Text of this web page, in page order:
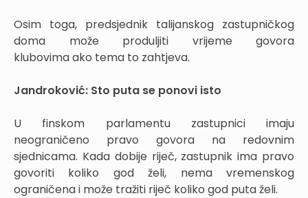
Osim toga, predsjednik talijanskog zastupničkog
doma može produljiti vrijeme govora
klubovima ako tema to zahtjeva.
Jandroković: Sto puta se ponovi isto
U finskom parlamentu zastupnici imaju
neograničeno pravo govora na redovnim
sjednicama. Kada dobije riječ, zastupnik ima pravo
govoriti koliko god želi, nema vremenskog
ograničena i može tražiti riječ koliko god puta želi.